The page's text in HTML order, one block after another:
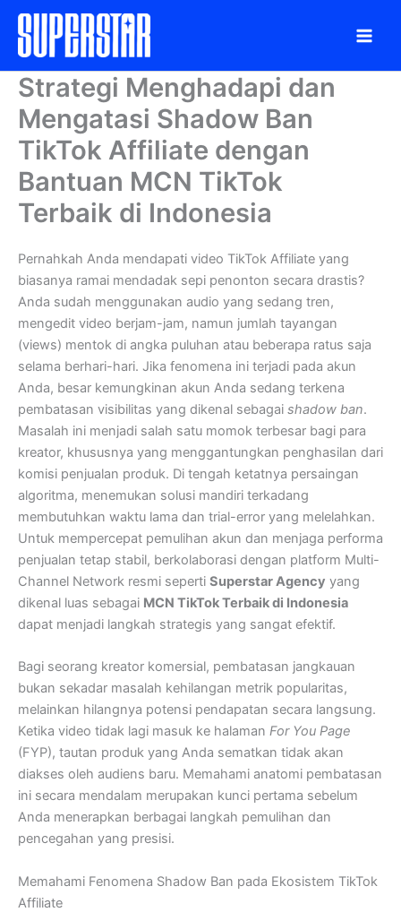
Skip
content
Strategi Menghadapi dan
Mengatasi Shadow Ban
TikTok Affiliate dengan
Bantuan MCN TikTok
Terbaik di Indonesia
Pernahkah Anda mendapati video TikTok Affiliate yang
biasanya ramai mendadak sepi penonton secara drastis?
Anda sudah menggunakan audio yang sedang tren,
mengedit video berjam-jam, namun jumlah tayangan
(views) mentok di angka puluhan atau beberapa ratus saja
selama berhari-hari. Jika fenomena ini terjadi pada akun
Anda, besar kemungkinan akun Anda sedang terkena
pembatasan visibilitas yang dikenal sebagai shadow ban.
Masalah ini menjadi salah satu momok terbesar bagi para
kreator, khususnya yang menggantungkan penghasilan dari
komisi penjualan produk. Di tengah ketatnya persaingan
algoritma, menemukan solusi mandiri terkadang
membutuhkan waktu lama dan trial-error yang melelahkan.
Untuk mempercepat pemulihan akun dan menjaga performa
penjualan tetap stabil, berkolaborasi dengan platform Multi-
Channel Network resmi seperti Superstar Agency yang
dikenal luas sebagai MCN TikTok Terbaik di Indonesia
dapat menjadi langkah strategis yang sangat efektif.
Bagi seorang kreator komersial, pembatasan jangkauan
bukan sekadar masalah kehilangan metrik popularitas,
melainkan hilangnya potensi pendapatan secara langsung.
Ketika video tidak lagi masuk ke halaman For You Page
(FYP), tautan produk yang Anda sematkan tidak akan
diakses oleh audiens baru. Memahami anatomi pembatasan
ini secara mendalam merupakan kunci pertama sebelum
Anda menerapkan berbagai langkah pemulihan dan
pencegahan yang presisi.
Memahami Fenomena Shadow Ban pada Ekosistem TikTok
Affiliate